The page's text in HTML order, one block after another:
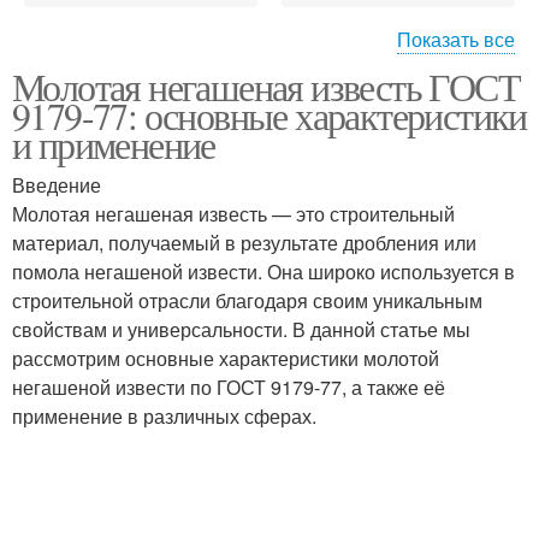
длительном хранении
Известь в
строительстве
Известь в
лабораториях
Комовая известь
Известь в экологии Известь для окраски
Показать все
Молотая негашеная известь ГОСТ
9179-77: основные характеристики
и применение
Введение
Молотая негашеная известь — это строительный
материал, получаемый в результате дробления или
помола негашеной извести. Она широко используется в
строительной отрасли благодаря своим уникальным
свойствам и универсальности. В данной статье мы
рассмотрим основные характеристики молотой
негашеной извести по ГОСТ 9179-77, а также её
применение в различных сферах.